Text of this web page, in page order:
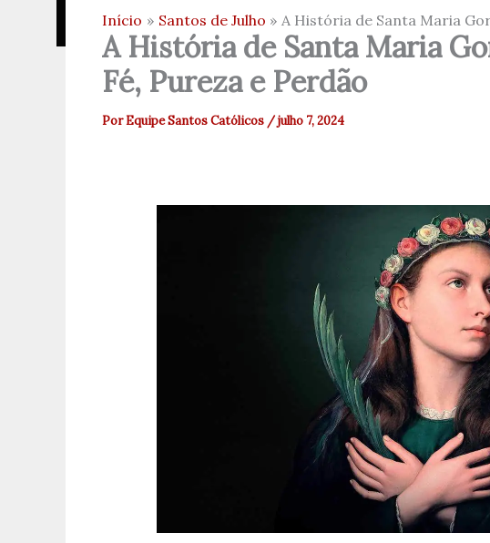
Início Santos de Julho A História de Santa Maria
A História de Santa Maria
Fé, Pureza e Perdão
PorEquipe Santos Católicos /julho 7, 2024